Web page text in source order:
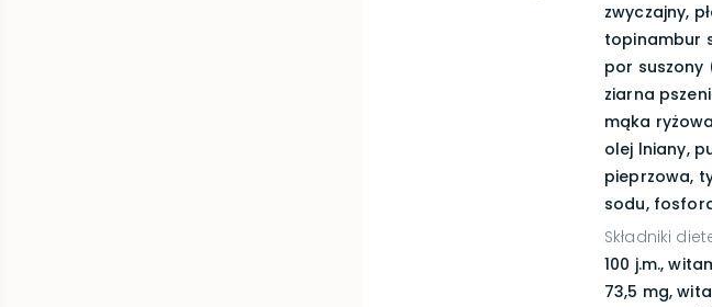
zwyczajny,
topinambur
por suszony
ziarna
mąka
olej lniany,
pieprzowa,
sodu,
Składniki
100 j.m.,
73,5 mg,